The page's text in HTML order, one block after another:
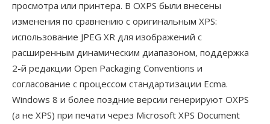
просмотра или принтера. В OXPS были внесены
изменения по сравнению с оригинальным XPS:
использование JPEG XR для изображений с
расширенным динамическим диапазоном, поддержка
2-й редакции Open Packaging Conventions и
согласование с процессом стандартизации Ecma.
Windows 8 и более поздние версии генерируют OXPS
(а не XPS) при печати через Microsoft XPS Document